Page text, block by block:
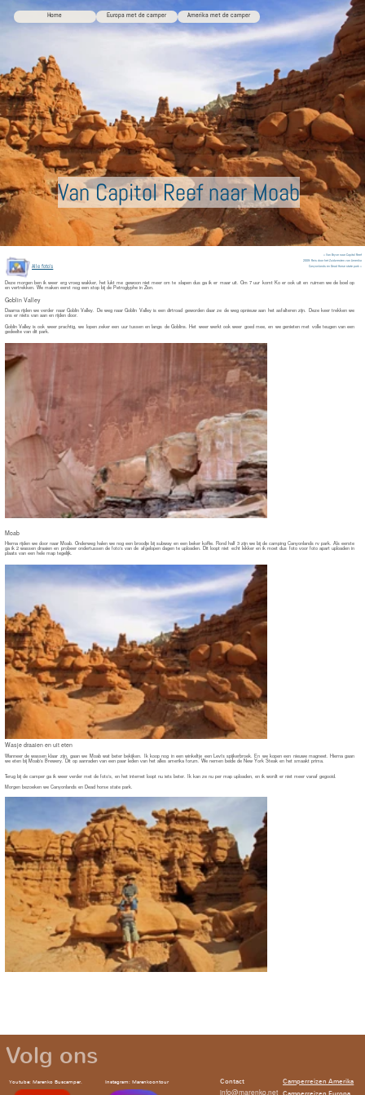
Home Europa met de camper Amerika met de camper
Van Capitol Reef naar Moab
Alle foto’s
2009: Reis door het Zuidwesten van Amerika
Canyonlands en Dead Horse state park »
Deze morgen ben ik weer erg vroeg wakker, het lukt me gewoon niet meer om te slapen dus ga ik er maar uit. Om 7 uur komt Ko er ook uit en ruimen we de boel op
en vertrekken. We maken eerst nog een stop bij de Petroglyphe in Zion.
Goblin Valley
Daarna rijden we verder naar Goblin Valley. De weg naar Goblin Valley is een dirtroad geworden daar ze de weg opnieuw aan het asfalteren zijn. Deze keer trekken we
ons er niets van aan en rijden door.
Goblin Valley is ook weer prachtig, we lopen zeker een uur tussen en langs de Goblins. Het weer werkt ook weer goed mee, en we genieten met volle teugen van een
gedeelte van dit park.
Hierna rijden we door naar Moab. Onderweg halen we nog een broodje bij subway en een beker koffie. Rond half 3 zijn we bij de camping Canyonlands rv park. Als eerste
ga ik 2 wassen draaien en probeer ondertussen de foto's van de afgelopen dagen te uploaden. Dit loopt niet echt lekker en ik moet dus foto voor foto apart uploaden in
plaats van een hele map tegelijk.
Wasje draaien en uit eten
we eten bij Moab's Brewery. Dit op aanraden van een paar leden van het alles amerika forum. We nemen beide de New York Steak en het smaakt prima.
Terug bij de camper ga ik weer verder met de foto's, en het internet loopt nu iets beter. Ik kan ze nu per map uploaden, en ik wordt er niet meer vanaf gegooid.
Volg ons
info@marenko.net